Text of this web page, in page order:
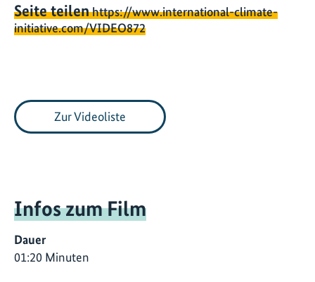
Seite teilenhttps://www.international-climate-
initiative.com/VIDEO872
Zur Videoliste
Infos zum Film
Dauer
01:20 Minuten